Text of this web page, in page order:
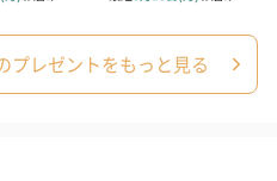
プレゼントをもっと見る